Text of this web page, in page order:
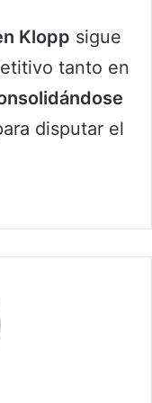
Klopp sigue
tanto en
disputar el